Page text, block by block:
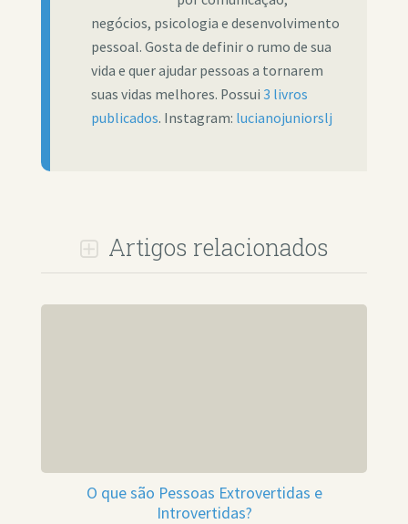
negócios, psicologia e desenvolvimento
pessoal. Gosta de definir o rumo de sua
vida e quer ajudar pessoas a tornarem
suas vidas melhores. Possui 3 livros
publicados. Instagram: lucianojuniorslj
Artigos relacionados
O que são Pessoas Extrovertidas e
Introvertidas?